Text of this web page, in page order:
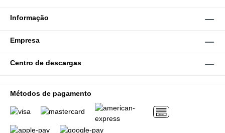
Informação
Empresa
Centro de descargas
Métodos de pagamento